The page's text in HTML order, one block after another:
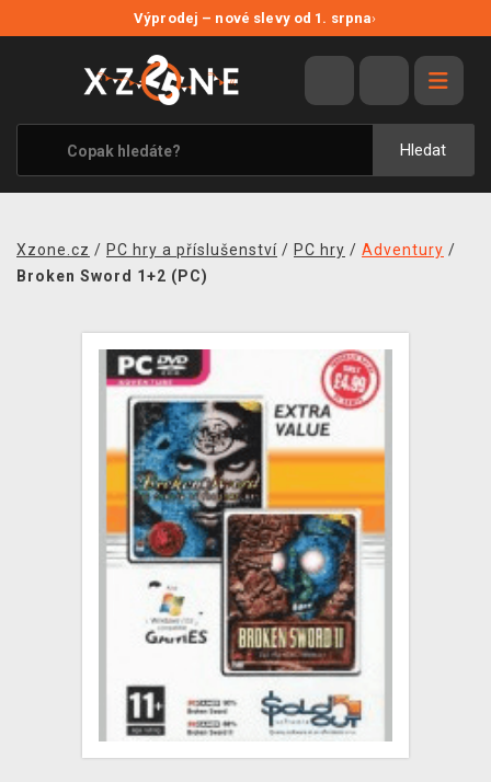
Výprodej – nové slevy od 1. srpna›
Hledat
VÝPRODEJ
VIDEOHRY
XZONE ORIGINALS
TÉMATIKY
MERCHANDISE
PRODEJNY
XZONE KLUB
TCG & BOARDGAME HUB
Xzone.cz / PC hry a příslušenství / PC hry / Adventury /
Broken Sword 1+2 (PC)